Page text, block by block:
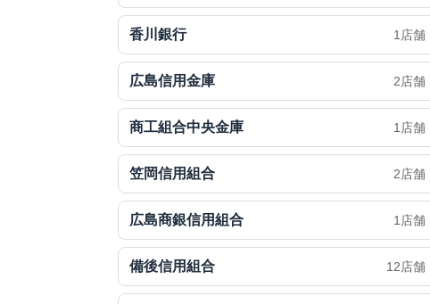
香川銀行 1店舗
広島信用金庫 2店舗
商工組合中央金庫 1店舗
笠岡信用組合 2店舗
広島商銀信用組合 1店舗
備後信用組合 12店舗